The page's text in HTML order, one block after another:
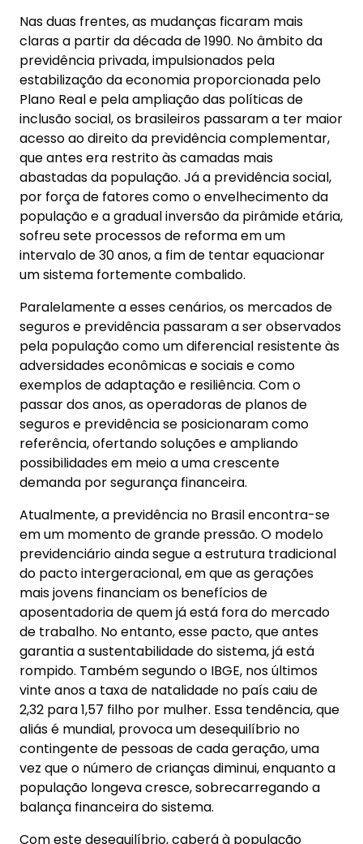
Nas duas frentes, as mudanças ficaram mais
claras a partir da década de 1990. No âmbito da
previdência privada, impulsionados pela
estabilização da economia proporcionada pelo
Plano Real e pela ampliação das políticas de
inclusão social, os brasileiros passaram a ter maior
acesso ao direito da previdência complementar,
que antes era restrito às camadas mais
abastadas da população. Já a previdência social,
por força de fatores como o envelhecimento da
população e a gradual inversão da pirâmide etária,
sofreu sete processos de reforma em um
intervalo de 30 anos, a fim de tentar equacionar
um sistema fortemente combalido.
Paralelamente a esses cenários, os mercados de
seguros e previdência passaram a ser observados
pela população como um diferencial resistente às
adversidades econômicas e sociais e como
exemplos de adaptação e resiliência. Com o
passar dos anos, as operadoras de planos de
seguros e previdência se posicionaram como
referência, ofertando soluções e ampliando
possibilidades em meio a uma crescente
demanda por segurança financeira.
Atualmente, a previdência no Brasil encontra-se
em um momento de grande pressão. O modelo
previdenciário ainda segue a estrutura tradicional
do pacto intergeracional, em que as gerações
mais jovens financiam os benefícios de
aposentadoria de quem já está fora do mercado
de trabalho. No entanto, esse pacto, que antes
garantia a sustentabilidade do sistema, já está
rompido. Também segundo o IBGE, nos últimos
vinte anos a taxa de natalidade no país caiu de
2,32 para 1,57 filho por mulher. Essa tendência, que
aliás é mundial, provoca um desequilíbrio no
contingente de pessoas de cada geração, uma
vez que o número de crianças diminui, enquanto a
população longeva cresce, sobrecarregando a
balança financeira do sistema.
Com este desequilíbrio, caberá à população